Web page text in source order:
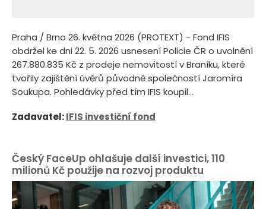
Praha / Brno 26. května 2026 (PROTEXT) - Fond IFIS
obdržel ke dni 22. 5. 2026 usnesení Policie ČR o uvolnění
267.880.835 Kč z prodeje nemovitostí v Braníku, které
tvořily zajištění úvěrů původně společností Jaromíra
Soukupa. Pohledávky před tím IFIS koupil...
Zadavatel:IFIS investiční fond
Český FaceUp ohlašuje další investici, 110
milionů Kč použije na rozvoj produktu